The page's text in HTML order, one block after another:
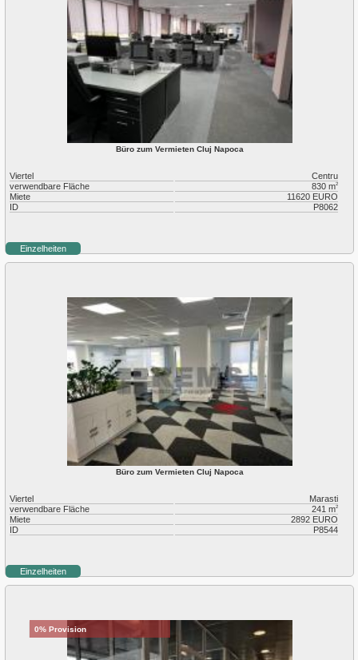
Büro zum Vermieten Cluj Napoca
Viertel
Centru
verwendbare Fläche
830 m2
Miete
11620 EURO
ID
P8062
Einzelheiten
Büro zum Vermieten Cluj Napoca
Viertel
Marasti
verwendbare Fläche
241 m2
Miete
2892 EURO
ID
P8544
Einzelheiten
0% Provision